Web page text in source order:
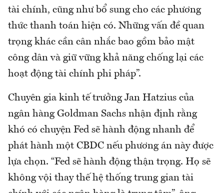
tài chính, cũng như bổ sung cho các phương
thức thanh toán hiện có. Những vấn đề quan
trọng khác cần cân nhắc bao gồm bảo mật
công dân và giữ vững khả năng chống lại các
hoạt động tài chính phi pháp”.
Chuyên gia kinh tế trưởng Jan Hatzius của
ngân hàng Goldman Sachs nhận định rằng
khó có chuyện Fed sẽ hành động nhanh để
phát hành một CBDC nếu phương án này được
lựa chọn. “Fed sẽ hành động thận trọng. Họ sẽ
không vội thay thế hệ thống trung gian tài